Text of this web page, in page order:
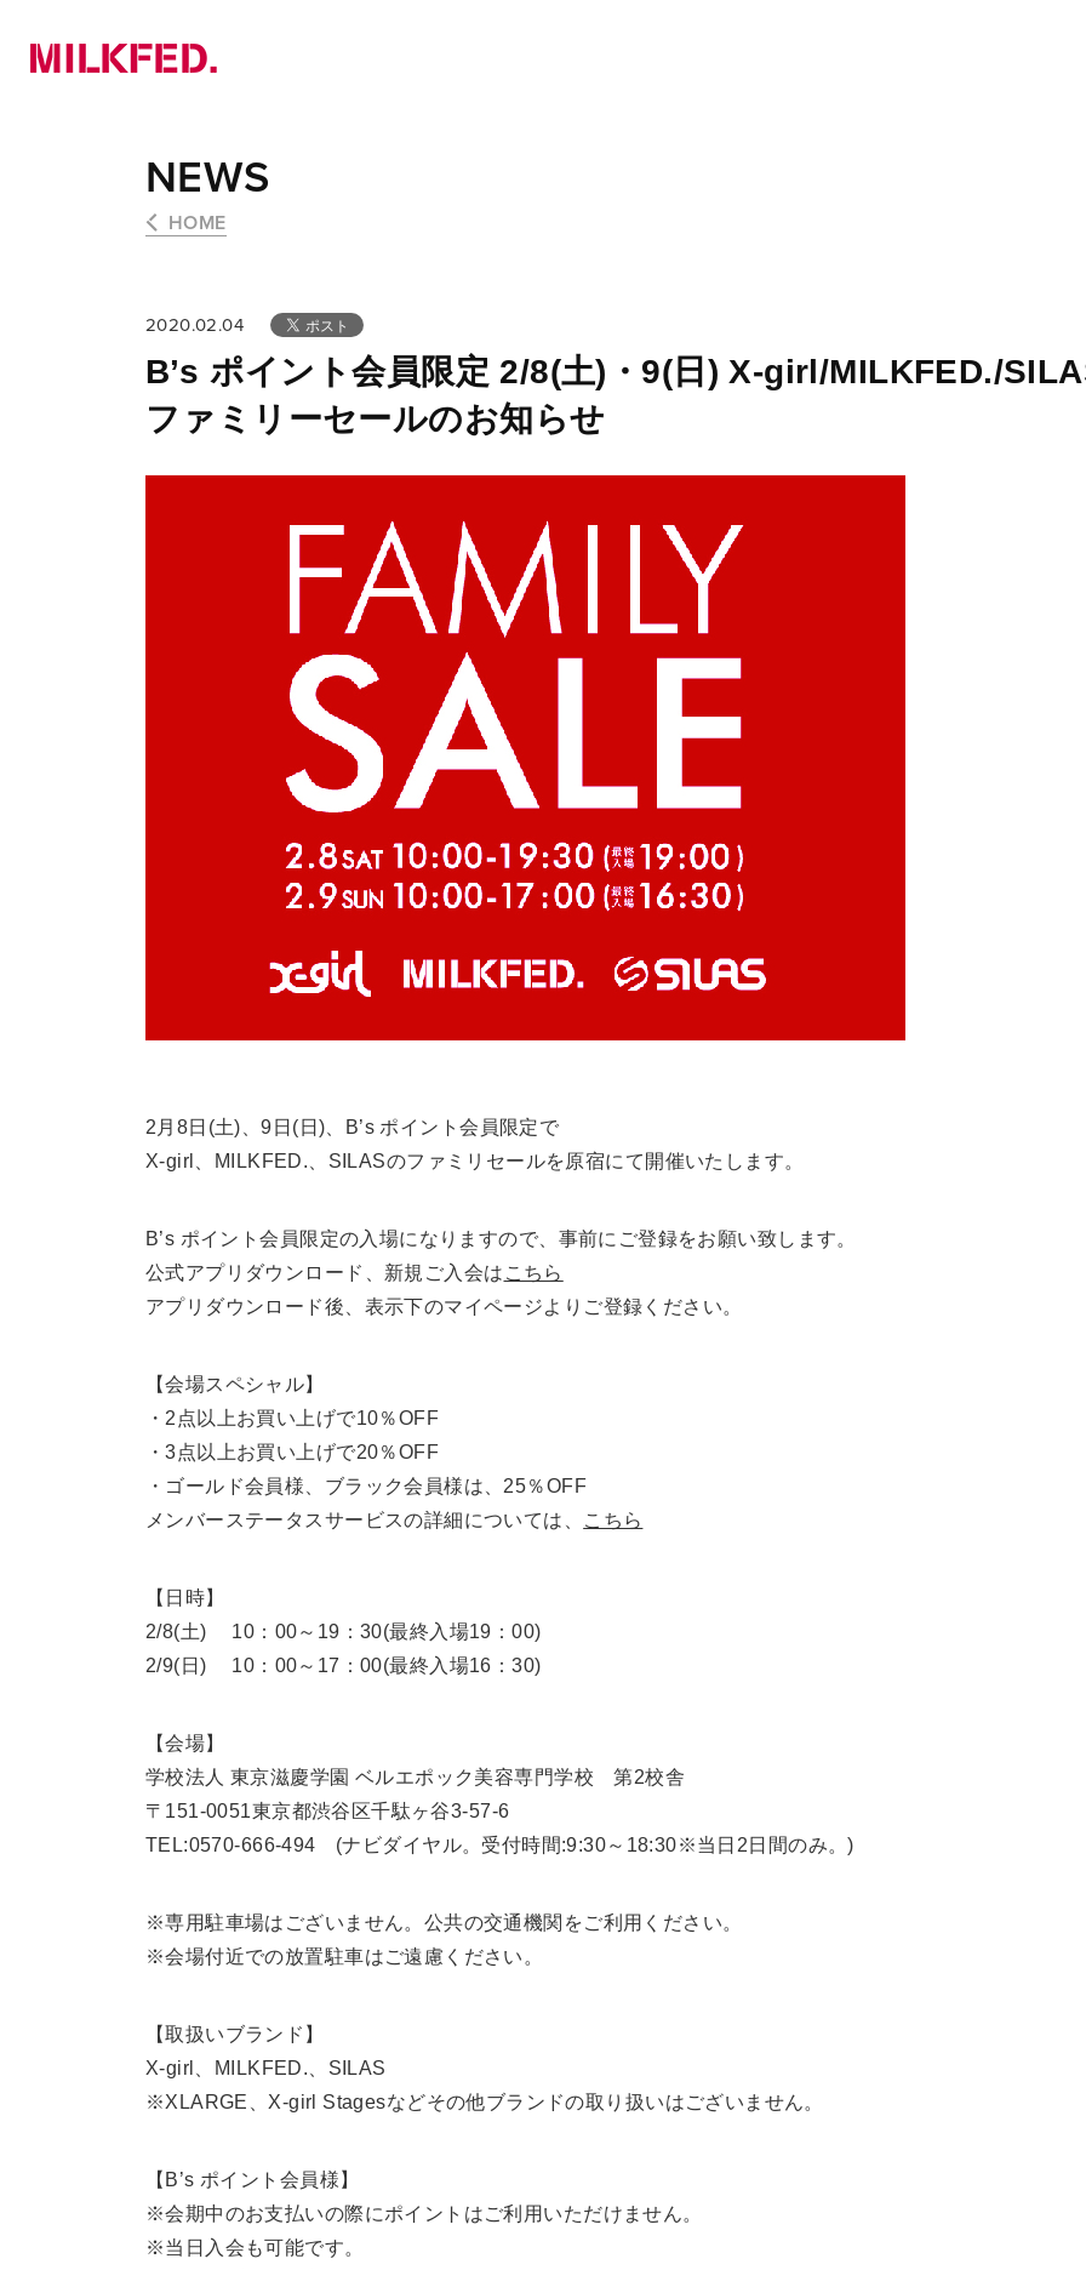
NEWS
HOME
2020.02.04
B’s ポイント会員限定 2/8(土)・9(日) X-girl/MILKFED./
ファミリーセールのお知らせ
2月8日(土)、9日(日)、B’s ポイント会員限定で
X-girl、MILKFED.、SILASのファミリセールを原宿にて開催いたします。
B’s ポイント会員限定の入場になりますので、事前にご登録をお願い致します。
公式アプリダウンロード、新規ご入会は こちら
アプリダウンロード後、表示下のマイページよりご登録ください。
【会場スペシャル】
・2点以上お買い上げで10％OFF
・3点以上お買い上げで20％OFF
・ゴールド会員様、ブラック会員様は、25％OFF
メンバーステータスサービスの詳細については、
こちら
【日時】
2/8(土) 10：00～19：30(最終入場19：00)
2/9(日) 10：00～17：00(最終入場16：30)
【会場】
学校法人 東京滋慶学園 ベルエポック美容専門学校 第2校舎
〒151-0051東京都渋谷区千駄ヶ谷3-57-6
TEL:0570-666-494 (ナビダイヤル。受付時間:9:30～18:30※当日2日間のみ。)
※専用駐車場はございません。公共の交通機関をご利用ください。
※会場付近での放置駐車はご遠慮ください。
【取扱いブランド】
X-girl、MILKFED.、SILAS
※XLARGE、X-girl Stagesなどその他ブランドの取り扱いはございません。
【B’s ポイント会員様】
※会期中のお支払いの際にポイントはご利用いただけません。
※当日入会も可能です。